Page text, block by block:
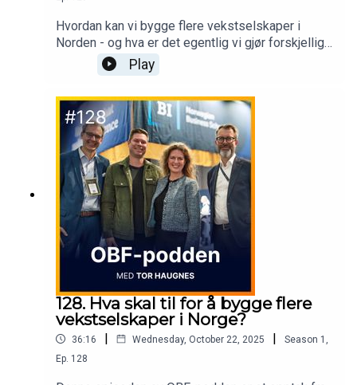
Hvordan kan vi bygge flere vekstselskaper i
Norden - og hva er det egentlig vi gjør forskjellig i
Norge og Sverige?Samtalen handler om hvordan
vi kan skape mer fart, flere posisjoner og større
du Jan Christian Fosseidbråten, CEO i Eidra - et
konsulentselskap som kombinerer strategi,
kreativitet og teknologi.Sammen med Tor
Haugnes diskuterer han hva som skiller Norge og
Sverige, hvordan vi bygger sterke merkevarer i
Norden, og hvorfor det haster å tenke
fremover.Spilt inn i Eidra House.
Play
128. Hva skal til for å bygge flere
vekstselskaper i Norge?
36:16 | Wednesday, October 22, 2025 | Season 1
Ep. 128